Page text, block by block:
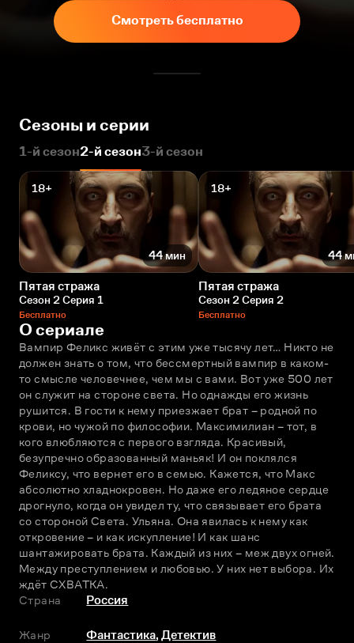
Смотреть бесплатно
Сезоны и серии
1-й сезон2-й сезон3-й сезон
18+
44 мин
Пятая стража
Сезон 2 Серия 1
Бесплатно
18+
44
Пятая стража
Сезон 2 Серия 2
Бесплатно
О сериале
Вампир Феликс живёт с этим уже тысячу лет… Никто не
должен знать о том, что бессмертный вампир в каком-
то смысле человечнее, чем мы с вами. Вот уже 500 лет
он служит на стороне света. Но однажды его жизнь
рушится. В гости к нему приезжает брат – родной по
крови, но чужой по философии. Максимилиан – тот, в
кого влюбляются с первого взгляда. Красивый,
безупречно образованный маньяк! И он поклялся
Феликсу, что вернет его в семью. Кажется, что Макс
абсолютно хладнокровен. Но даже его ледяное сердце
дрогнуло, когда он увидел ту, что связывает его брата
со стороной Света. Ульяна. Она явилась к нему как
откровение – и как искупление! И как шанс
шантажировать брата. Каждый из них – меж двух огней.
Между преступлением и любовью. У них нет выбора. Их
ждёт СХВАТКА.
Страна
Россия
Жанр Фантастика,Детектив